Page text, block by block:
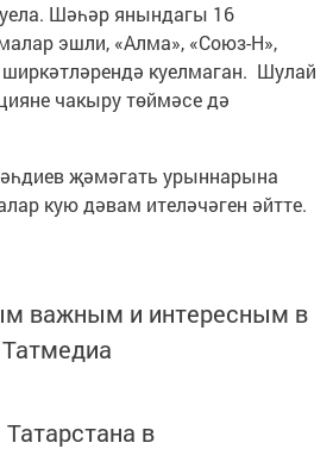
Шәһәр янындагы 16
эшли, «Алма», «Союз-Н»,
куелмаган. Шулай
чакыру төймәсе дә
җәмәгать урыннарына
кую дәвам ителәчәген әйтте.
важным и интересным в
Татмедиа
в